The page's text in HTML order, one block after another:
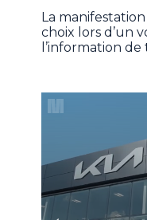
La
choix lors d’un
l’information